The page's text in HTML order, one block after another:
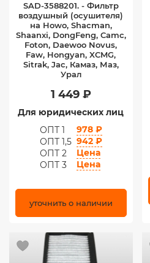
SAD-3588201. - Фильтр
воздушный (осушителя)
на Howo, Shacman,
Shaanxi, DongFeng, Camc,
Foton, Daewoo Novus,
Faw, Hongyan, XCMG,
Sitrak, Jac, Камаз, Маз,
Урал
1 449 ₽
Для юридических лиц
ОПТ 1
978 ₽
ОПТ 1,5 942 ₽
ОПТ 2
Цена
ОПТ 3
Цена
уточнить о наличии